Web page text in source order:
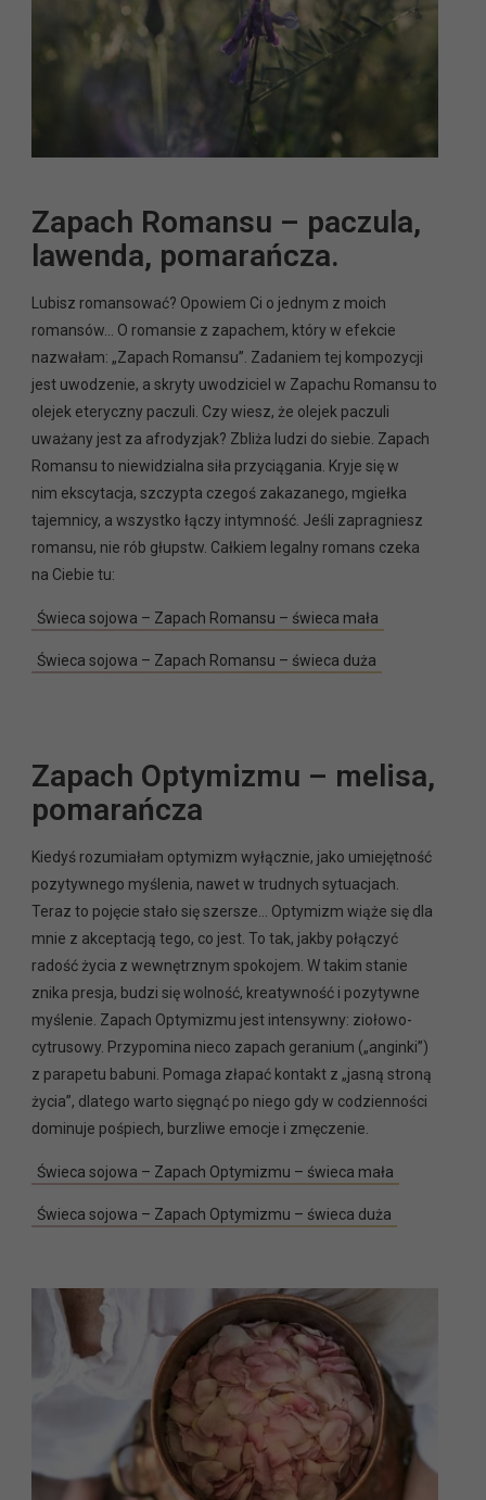
Zapach Romansu – paczula,
lawenda, pomarańcza.
Lubisz romansować? Opowiem Ci o jednym z moich
romansów… O romansie z zapachem, który w efekcie
nazwałam: „Zapach Romansu”. Zadaniem tej kompozycji
jest uwodzenie, a skryty uwodziciel w Zapachu Romansu to
olejek eteryczny paczuli. Czy wiesz, że olejek paczuli
uważany jest za afrodyzjak? Zbliża ludzi do siebie. Zapach
Romansu to niewidzialna siła przyciągania. Kryje się w
nim ekscytacja, szczypta czegoś zakazanego, mgiełka
tajemnicy, a wszystko łączy intymność. Jeśli zapragniesz
romansu, nie rób głupstw. Całkiem legalny romans czeka
na Ciebie tu:
Świeca sojowa – Zapach Romansu – świeca mała
Świeca sojowa – Zapach Romansu – świeca duża
Zapach Optymizmu – melisa,
pomarańcza
Kiedyś rozumiałam optymizm wyłącznie, jako umiejętność
pozytywnego myślenia, nawet w trudnych sytuacjach.
Teraz to pojęcie stało się szersze… Optymizm wiąże się dla
mnie z akceptacją tego, co jest. To tak, jakby połączyć
radość życia z wewnętrznym spokojem. W takim stanie
znika presja, budzi się wolność, kreatywność i pozytywne
myślenie. Zapach Optymizmu jest intensywny: ziołowo-
cytrusowy. Przypomina nieco zapach geranium („anginki”)
z parapetu babuni. Pomaga złapać kontakt z „jasną stroną
życia”, dlatego warto sięgnąć po niego gdy w codzienności
dominuje pośpiech, burzliwe emocje i zmęczenie.
Świeca sojowa – Zapach Optymizmu – świeca mała
Świeca sojowa – Zapach Optymizmu – świeca duża